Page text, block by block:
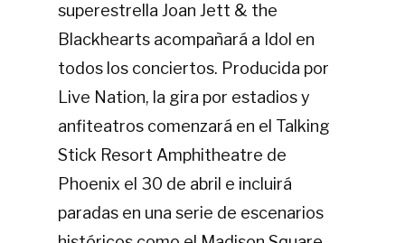
superestrella Joan Jett & the
Blackhearts acompañará a Idol en
todos los conciertos. Producida por
Live Nation, la gira por estadios y
anfiteatros comenzará en el Talking
Stick Resort Amphitheatre de
Phoenix el 30 de abril e incluirá
paradas en una serie de escenarios